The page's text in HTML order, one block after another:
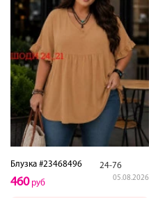
Блузка #23468496 24-76
05.08.2026
460руб